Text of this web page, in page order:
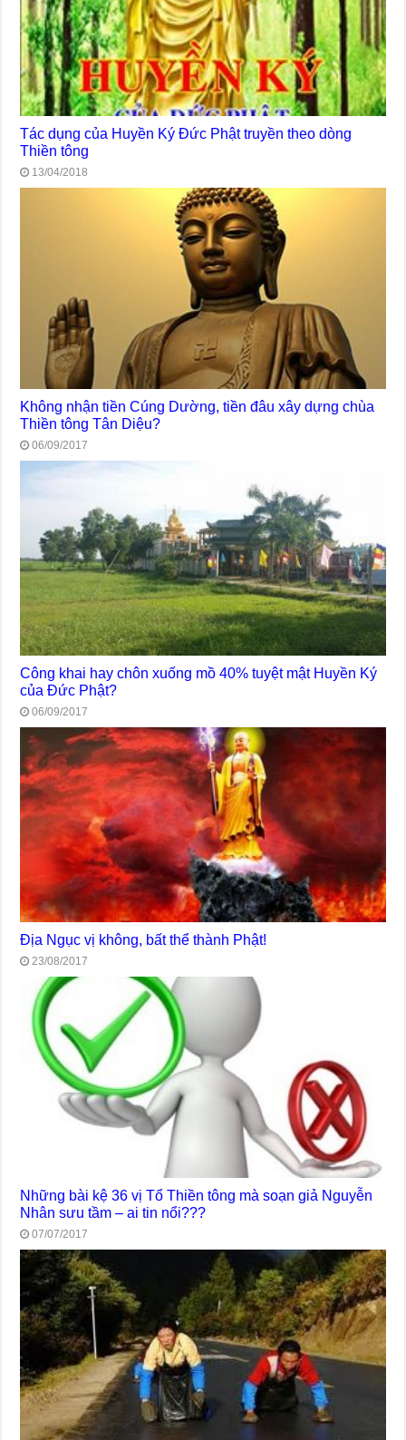
Tác dụng của Huyền Ký Đức Phật truyền theo dòng
Thiền tông
13/04/2018
Không nhận tiền Cúng Dường, tiền đâu xây dựng chùa
Thiền tông Tân Diệu?
06/09/2017
Công khai hay chôn xuống mồ 40% tuyệt mật Huyền Ký
của Đức Phật?
06/09/2017
Địa Ngục vị không, bất thể thành Phật!
23/08/2017
Những bài kệ 36 vị Tổ Thiền tông mà soạn giả Nguyễn
Nhân sưu tầm – ai tin nổi???
07/07/2017